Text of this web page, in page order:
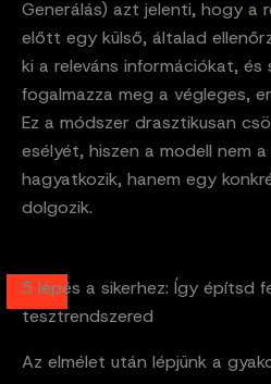
Generálás) azt jelenti, hogy a
előtt egy külső, általad
ki a releváns információkat, és
fogalmazza meg a végleges,
Ez a módszer drasztikusan
esélyét, hiszen a modell nem
hagyatkozik, hanem egy
dolgozik.
5 lépés a sikerhez: Így építsd
tesztrendszered
Az elmélet után lépjünk a